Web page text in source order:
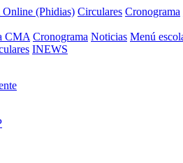
(Phidias) Circulares Cronograma
CMA Cronograma Noticias Menú
INEWS